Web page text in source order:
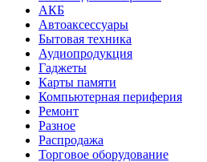
АКБ
Автоаксессуары
Бытовая техника
Аудиопродукция
Гаджеты
Карты памяти
Компьютерная периферия
Ремонт
Разное
Распродажа
Торговое оборудование